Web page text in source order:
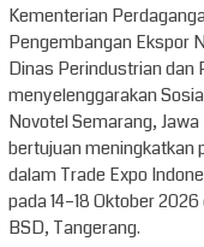
Kementerian
Pengembangan Ekspor
Dinas Perindustrian dan
menyelenggarakan
Novotel Semarang,
bertujuan meningkatkan
dalam Trade Expo
pada 14–18 Oktober
BSD, Tangerang.